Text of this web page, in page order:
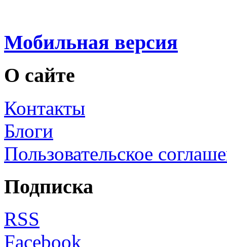
Мобильная версия
О сайте
Контакты
Блоги
Пользовательское
Подписка
RSS
Facebook